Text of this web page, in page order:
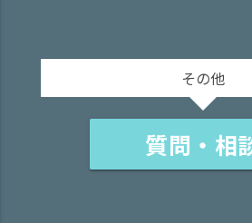
その他
質問・相